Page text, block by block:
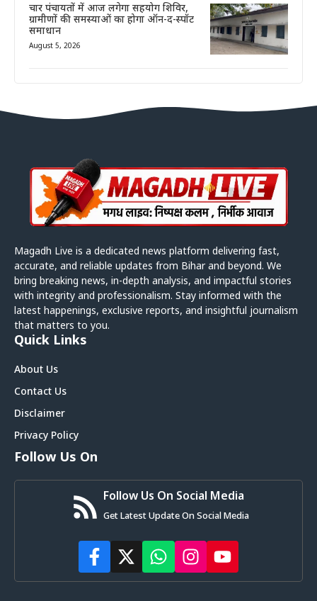
चार पंचायतों में आज लगेगा सहयोग शिविर,
ग्रामीणों की समस्याओं का होगा ऑन-द-स्पॉट
समाधान
August 5, 2026
Magadh Live is a dedicated news platform delivering fast,
accurate, and reliable updates from Bihar and beyond. We
bring breaking news, in-depth analysis, and impactful stories
with integrity and professionalism. Stay informed with the
latest happenings, exclusive reports, and insightful journalism
that matters to you.
Quick Links
About Us
Contact Us
Disclaimer
Privacy Policy
Follow Us On
Follow Us On Social Media
Get Latest Update On Social Media